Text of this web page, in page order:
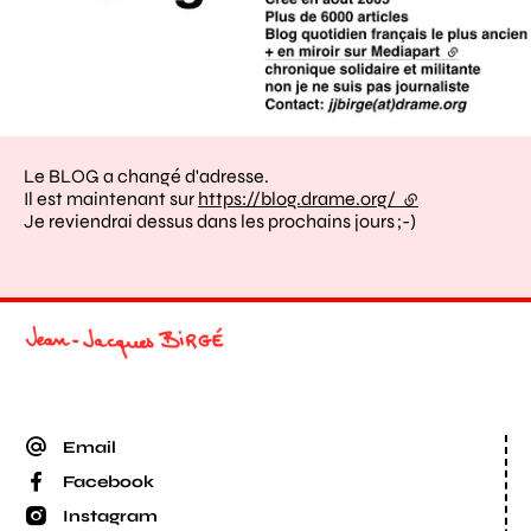
Le BLOG a changé d'adresse.
Il est maintenant sur https://blog.drame.org/ (lien externe)
Je reviendrai dessus dans les prochains jours ;-)
Email
Facebook
Instagram